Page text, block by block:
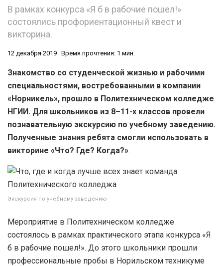
В рамках конкурса «Я б в рабочие пошел!»
состоялись профориентационный квест и
викторина.
12 декабря 2019 Время прочтения: 1 мин.
Знакомство со студенческой жизнью и рабочими
специальностями, востребованными в компании
«Норникель», прошло в Политехническом колледже
НГИИ. Для школьников из 8–11-х классов провели
познавательную экскурсию по учебному заведению.
Полученные знания ребята смогли использовать в
викторине «Что? Где? Когда?».
Экскурсия по учебному заведению
Мероприятие в Политехническом колледже
состоялось в рамках практического этапа конкурса «Я
б в рабочие пошел!». До этого школьники прошли
профессиональные пробы в Норильском техникуме